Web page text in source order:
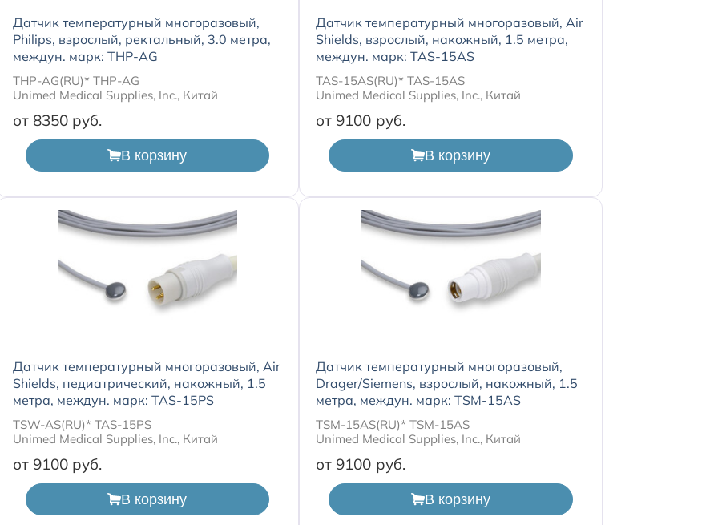
Датчик температурный многоразовый,
Philips, взрослый, ректальный, 3.0 метра,
междун. марк: THP-AG
THP-AG(RU)* THP-AG
Unimed Medical Supplies, Inc., Китай
от 8350
В корзину
Датчик температурный многоразовый, Air
Shields, взрослый, накожный, 1.5 метра,
междун. марк: TAS-15AS
TAS-15AS(RU)* TAS-15AS
Unimed Medical Supplies, Inc., Китай
от 9100
В корзину
Датчик температурный многоразовый, Air
Shields, педиатрический, накожный, 1.5
метра, междун. марк: TAS-15PS
TSW-AS(RU)* TAS-15PS
Unimed Medical Supplies, Inc., Китай
от 9100
В корзину
Датчик температурный многоразовый,
Drager/Siemens, взрослый, накожный, 1.5
метра, междун. марк: TSM-15AS
TSM-15AS(RU)* TSM-15AS
Unimed Medical Supplies, Inc., Китай
от 9100
В корзину